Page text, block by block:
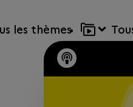
les thèmes